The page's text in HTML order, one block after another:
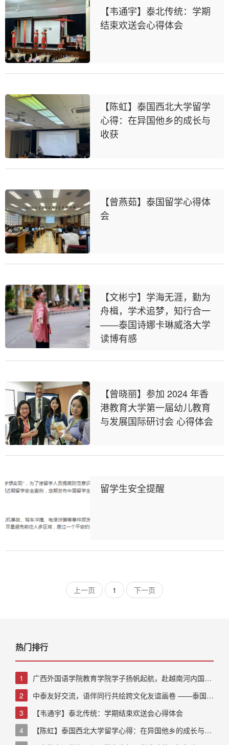
【韦通宇】泰北传统：学期
结束欢送会心得体会
【陈虹】泰国西北大学留学
心得：在异国他乡的成长与
收获
【曾燕茹】泰国留学心得体
会
【文彬宁】学海无涯，勤为
舟楫，学术追梦，知行合一
——泰国诗娜卡琳威洛大学
读博有感
【曾晓丽】参加 2024 年香
港教育大学第一届幼儿教育
与发展国际研讨会 心得体会
留学生安全提醒
上一页 1 下一页
热门排行
1
广西外国语学院教育学院学子扬帆起航，赴越南河内国家
大学开启研学新篇章
2
中泰友好交流，语伴同行共绘跨文化友谊画卷 ——泰国
SD中国语言文化研学团到广西外国语学院开展的研学活动
3
【韦通宇】泰北传统：学期结束欢送会心得体会
4
【陈虹】泰国西北大学留学心得：在异国他乡的成长与收
获